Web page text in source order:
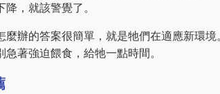
，就該警覺了。
麼辦的答案很簡單，就是牠們在適應新環
著強迫餵食，給牠一點時間。